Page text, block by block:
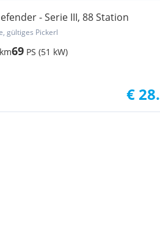
- Serie III, 88 Station
gültiges Pickerl
km69 PS (51 kW)
€